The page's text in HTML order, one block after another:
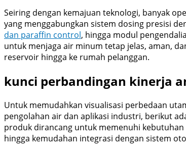
Seiring dengan kemajuan teknologi, banyak
yang menggabungkan sistem dosing presisi
dan paraffin control, hingga modul
untuk menjaga air minum tetap jelas, aman,
reservoir hingga ke rumah pelanggan.
kunci perbandingan kinerja
Untuk memudahkan visualisasi perbedaan
pengolahan air dan aplikasi industri, berikut
produk dirancang untuk memenuhi
hingga kemudahan integrasi dengan sistem